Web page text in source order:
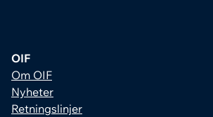
OIF
Om OIF
Nyheter
Retningslinjer